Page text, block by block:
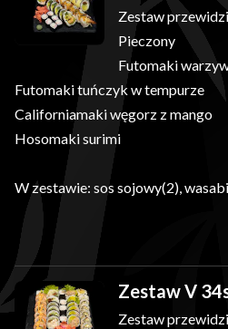
Zestaw
Pieczony
Futomaki
Futomaki tuńczyk w tempurze
Californiamaki węgorz z mango
Hosomaki surimi
W zestawie: sos sojowy(2),
Zestaw V
Zestaw